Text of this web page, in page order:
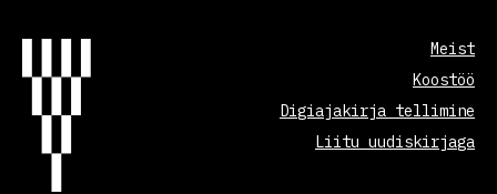
Meist
Koostöö
Digiajakirja tellimine
Liitu uudiskirjaga